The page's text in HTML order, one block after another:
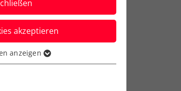
akzeptieren
Funktionen der
dass die Webseite
anzeigen